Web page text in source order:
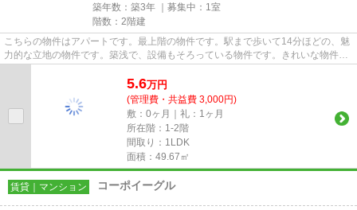
築年数：築3年 ｜募集中： 1室
階数：2階建
こちらの物件はアパートです。最上階の物件です。駅まで歩いて14分ほどの、魅
力的な立地の物件です。築浅で、設備もそろっている物件です。きれいな物件で
気持ちもフレッシュ。できる...
5.6万円
(管理費・共益費 3,000円)
敷：0ヶ月｜礼：1ヶ月
所在階：1-2階
間取り：1LDK
面積：49.67㎡
賃貸｜マンション コーポイーグル